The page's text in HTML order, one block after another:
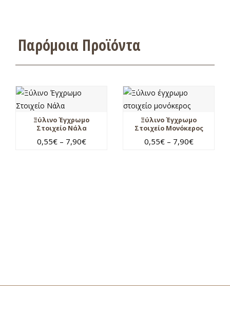
Παρόμοια Προϊόντα
Ξύλινο Έγχρωμο
Στοιχείο Νάλα
0,55€ – 7,90€
Ξύλινο Έγχρωμο
Στοιχείο Μονόκερος
0,55€ – 7,90€